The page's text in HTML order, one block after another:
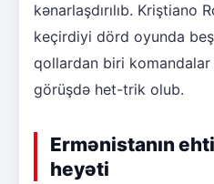
kənarlaşdırılıb. Kriştiano
keçirdiyi dörd oyunda
qollardan biri komandalar
görüşdə het-trik olub.
Ermənistanın
heyəti